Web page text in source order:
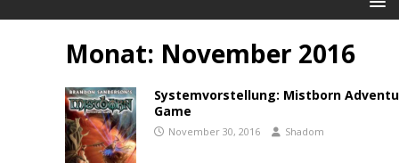
Monat: November 2016
Systemvorstellung: Mistborn
Game
November 30, 2016 Shadom